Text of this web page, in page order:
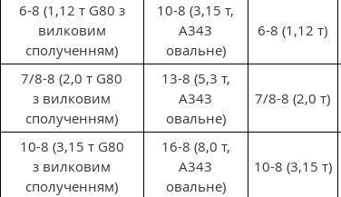
6-8 (1,12 т G80 з
вилковим
сполученням)
10-8 (3,15 т,
А343
овальне)
6-8 (1,12 т)
7/8-8 (2,0 т G80
з вилковим
сполученням)
13-8 (5,3 т,
А343
овальне)
7/8-8 (2,0 т)
10-8 (3,15 т G80
з вилковим
сполученням)
16-8 (8,0 т,
А343
овальне)
10-8 (3,15 т)